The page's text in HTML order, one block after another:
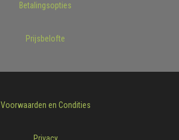
Betalingsopties
Prijsbelofte
Voorwaarden en Condities